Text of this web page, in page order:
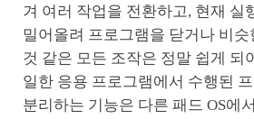
겨 여러 작업을 전환하고, 현재 실
밀어올려 프로그램을 닫거나 비
것 같은 모든 조작은 정말 쉽게 되
일한 응용 프로그램에서 수행된
분리하는 기능은 다른 패드 OS에